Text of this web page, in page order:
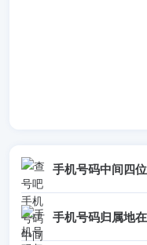
手机号码中间四
手机号码归属地